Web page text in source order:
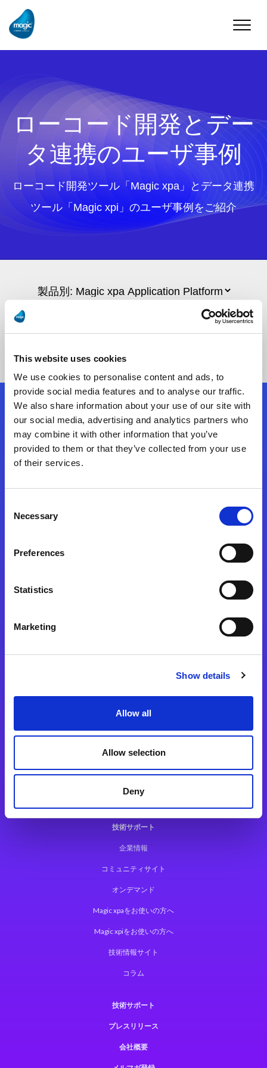
This website uses cookies
We use cookies to personalise content and ads, to
provide social media features and to analyse our traffic.
We also share information about your use of our site with
our social media, advertising and analytics partners who
may combine it with other information that you’ve
provided to them or that they’ve collected from your use
of their services.
Selection
Necessary
Preferences
Statistics
Marketing
Show details
Allow all
Allow selection
Deny
Toggle
ローコード開発とデー
タ連携のユーザ事例
ローコード開発ツール「Magic xpa」とデータ連携
ツール「Magic xpi」のユーザ事例をご紹介
お問合せ
フォローする
Magic xpa関連ソフトウェア
Magic xpi
Magic xpi製品詳細
Magic xpi購入後手続きのご案内
Magic xpi Cloud Gateway
技術サポート
企業情報
コミュニティサイト
オンデマンド
Magic xpaをお使いの方へ
Magic xpiをお使いの方へ
技術情報サイト
コラム
技術サポート
プレスリリース
会社概要